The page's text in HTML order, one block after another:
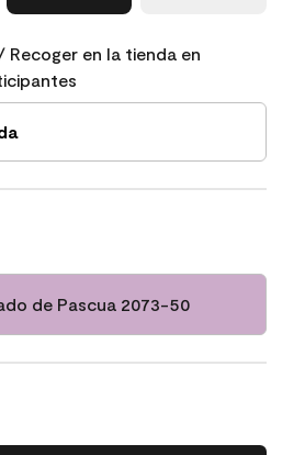
Recoger en la tienda en
de Pascua 2073-50